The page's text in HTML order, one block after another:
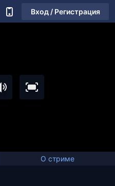
Вход / Регистрация
О стриме